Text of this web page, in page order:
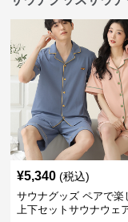
¥5,340 (税込)
サウナグッズ ペアで楽
上下セットサウナウェ